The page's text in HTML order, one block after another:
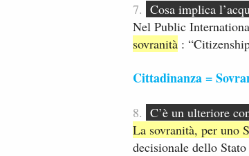
7. Cosa implica
Nel Public
sovranità :
Cittadinanza =
8. C’è un ulteriore
La sovranità, per uno
decisionale dello